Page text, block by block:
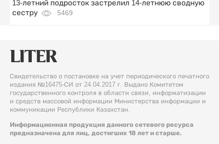
13-летний подросток застрелил 14-летнюю сводную
сестру
5469
Свидетельство о постановке на учет периодического печатного
издания №16475-СИ от 24.04.2017 г. Выдано Комитетом
государственного контроля в области связи, информатизации
и средств массовой информации Министерства информации и
коммуникации Республики Казахстан.
Информационная продукция данного сетевого ресурса
предназначена для лиц, достигших 18 лет и старше.